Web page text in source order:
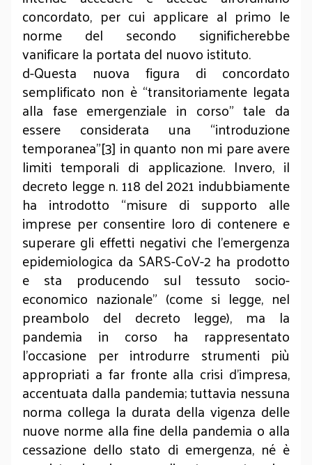
concordato, per cui applicare al primo le
norme del secondo significherebbe
vanificare la portata del nuovo istituto.
d-Questa nuova figura di concordato
semplificato non è “transitoriamente legata
alla fase emergenziale in corso” tale da
essere considerata una “introduzione
temporanea”[3] in quanto non mi pare avere
limiti temporali di applicazione. Invero, il
decreto legge n. 118 del 2021 indubbiamente
ha introdotto “misure di supporto alle
imprese per consentire loro di contenere e
superare gli effetti negativi che l'emergenza
epidemiologica da SARS-CoV-2 ha prodotto
e sta producendo sul tessuto socio-
economico nazionale” (come si legge, nel
preambolo del decreto legge), ma la
pandemia in corso ha rappresentato
l’occasione per introdurre strumenti più
appropriati a far fronte alla crisi d’impresa,
accentuata dalla pandemia; tuttavia nessuna
norma collega la durata della vigenza delle
nuove norme alla fine della pandemia o alla
cessazione dello stato di emergenza, né è